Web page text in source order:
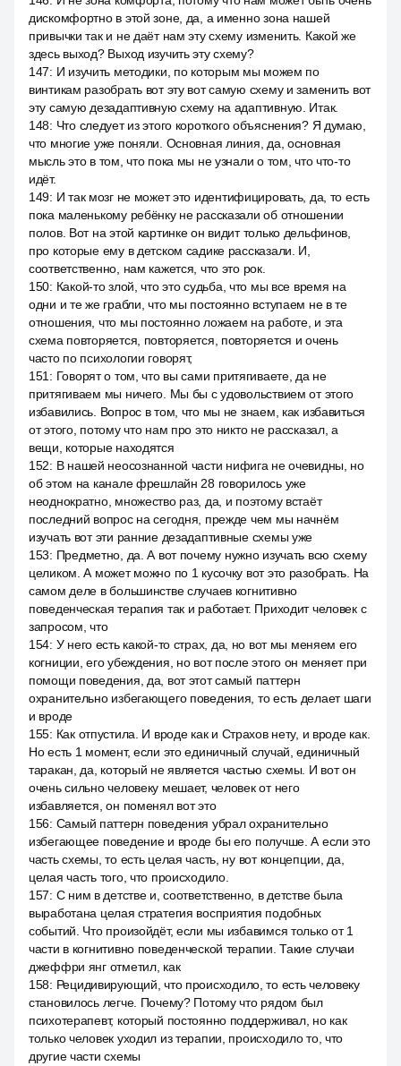
дискомфортно в этой зоне, да, а именно зона нашей
привычки так и не даёт нам эту схему изменить. Какой же
здесь выход? Выход изучить эту схему?
147: И изучить методики, по которым мы можем по
винтикам разобрать вот эту вот самую схему и заменить вот
эту самую дезадаптивную схему на адаптивную. Итак.
148: Что следует из этого короткого объяснения? Я думаю,
что многие уже поняли. Основная линия, да, основная
мысль это в том, что пока мы не узнали о том, что что-то
идёт.
149: И так мозг не может это идентифицировать, да, то есть
пока маленькому ребёнку не рассказали об отношении
полов. Вот на этой картинке он видит только дельфинов,
про которые ему в детском садике рассказали. И,
соответственно, нам кажется, что это рок.
150: Какой-то злой, что это судьба, что мы все время на
одни и те же грабли, что мы постоянно вступаем не в те
отношения, что мы постоянно ложаем на работе, и эта
схема повторяется, повторяется, повторяется и очень
часто по психологии говорят,
151 : Говорят о том, что вы сами притягиваете, да не
притягиваем мы ничего. Мы бы с удовольствием от этого
избавились. Вопрос в том, что мы не знаем, как избавиться
от этого, потому что нам про это никто не рассказал, а
вещи, которые находятся
152: В нашей неосознанной части нифига не очевидны, но
об этом на канале фрешлайн 28 говорилось уже
неоднократно, множество раз, да, и поэтому встаёт
последний вопрос на сегодня, прежде чем мы начнём
изучать вот эти ранние дезадаптивные схемы уже
153: Предметно, да. А вот почему нужно изучать всю схему
целиком. А может можно по 1 кусочку вот это разобрать. На
самом деле в большинстве случаев когнитивно
поведенческая терапия так и работает. Приходит человек с
запросом, что
154: У него есть какой-то страх, да, но вот мы меняем его
когниции, его убеждения, но вот после этого он меняет при
помощи поведения, да, вот этот самый паттерн
охранительно избегающего поведения, то есть делает шаги
и вроде
155: Как отпустила. И вроде как и Страхов нету, и вроде как.
Но есть 1 момент, если это единичный случай, единичный
таракан, да, который не является частью схемы. И вот он
очень сильно человеку мешает, человек от него
избавляется, он поменял вот это
156: Самый паттерн поведения убрал охранительно
избегающее поведение и вроде бы его получше. А если это
часть схемы, то есть целая часть, ну вот концепции, да,
целая часть того, что происходило.
157: С ним в детстве и, соответственно, в детстве была
выработана целая стратегия восприятия подобных
событий. Что произойдёт, если мы избавимся только от 1
части в когнитивно поведенческой терапии. Такие случаи
джеффри янг отметил, как
158: Рецидивирующий, что происходило, то есть человеку
становилось легче. Почему? Потому что рядом был
психотерапевт, который постоянно поддерживал, но как
только человек уходил из терапии, происходило то, что
другие части схемы